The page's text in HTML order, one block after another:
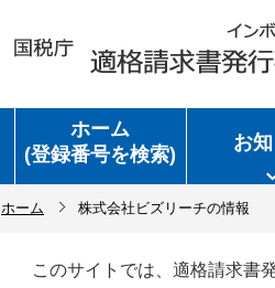
ホーム
(登録番号を検索)
お
ホーム 株式会社ビズリーチの情報
このサイトでは、適格請求書